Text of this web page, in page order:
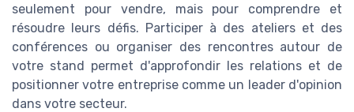
seulement pour vendre, mais pour comprendre et
résoudre leurs défis. Participer à des ateliers et des
conférences ou organiser des rencontres autour de
votre stand permet d'approfondir les relations et de
positionner votre entreprise comme un leader d'opinion
dans votre secteur.